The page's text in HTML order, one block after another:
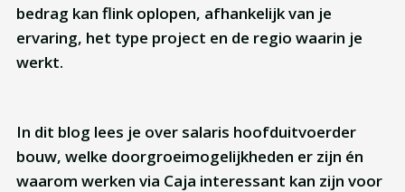
bedrag kan flink oplopen, afhankelijk van je
ervaring, het type project en de regio waarin je
werkt.
In dit blog lees je over salaris hoofduitvoerder
bouw, welke doorgroeimogelijkheden er zijn én
waarom werken via Caja interessant kan zijn voor